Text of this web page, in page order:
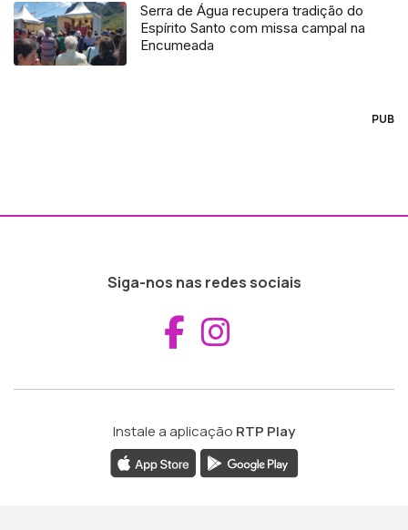
Serra de Água recupera tradição do
Espírito Santo com missa campal na
Encumeada
PUB
Siga-nos nas redes sociais
Aceder ao
Instale a aplicação RTP Play